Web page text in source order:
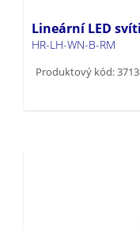
Lineární LED
HR-LH-WN-B-RM
Produktový kód: